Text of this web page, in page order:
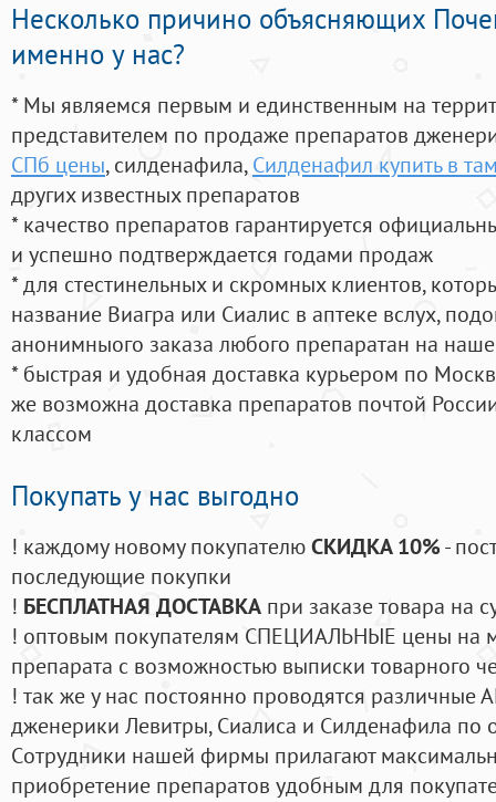
Несколько причино объясняющих
именно у нас?
* Мы являемся первым и единственным на
представителем по продаже препаратов
СПб цены, силденафила, Силденафил купить в
других известных препаратов
* качество препаратов гарантируется
и успешно подтверждается годами продаж
* для стестинельных и скромных клиентов,
название Виагра или Сиалис в аптеке вслух,
анонимныого заказа любого препаратан на
* быстрая и удобная доставка курьером по
же возможна доставка препаратов почтой
классом
Покупать у нас выгодно
! каждому новому покупателюСКИДКА 10%-
последующие покупки
! БЕСПЛАТНАЯ ДОСТАВКА при заказе товара на
! оптовым покупателям СПЕЦИАЛЬНЫЕ цены на
препарата с возможностью выписки товарного
! так же у нас постоянно проводятся
дженерики Левитры, Сиалиса и Силденафила по
Cотрудники нашей фирмы прилагают
приобретение препаратов удобным для